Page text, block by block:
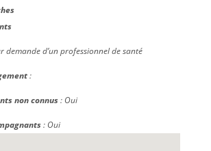
demande d’un professionnel de santé
:
non connus: Oui
: Oui